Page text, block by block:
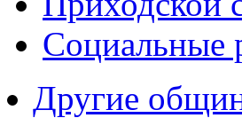
Социальные
Другие